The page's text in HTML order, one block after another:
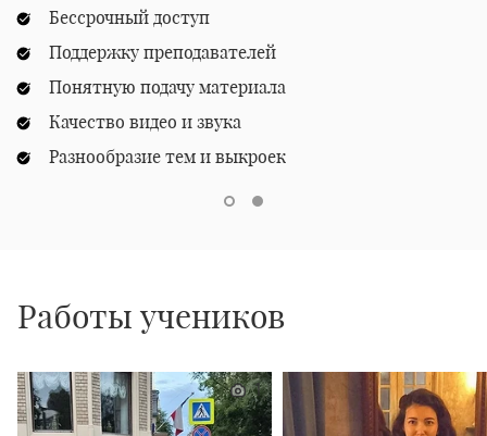
Бессрочный доступ
Поддержку преподавателей
Понятную подачу материала
Качество видео и звука
Разнообразие тем и выкроек
Работы учеников
1